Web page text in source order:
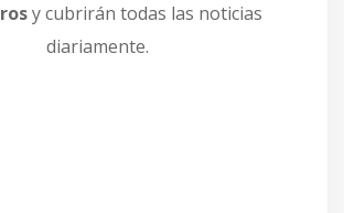
y cubrirán todas las noticias
diariamente.